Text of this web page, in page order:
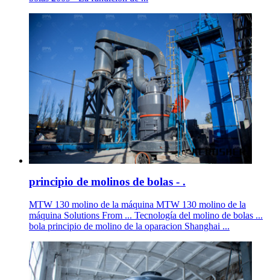
principio de molinos de bolas - .
MTW 130 molino de la máquina MTW 130 molino de la
máquina Solutions From ... Tecnología del molino de bolas ...
bola principio de molino de la oparacion Shanghai ...